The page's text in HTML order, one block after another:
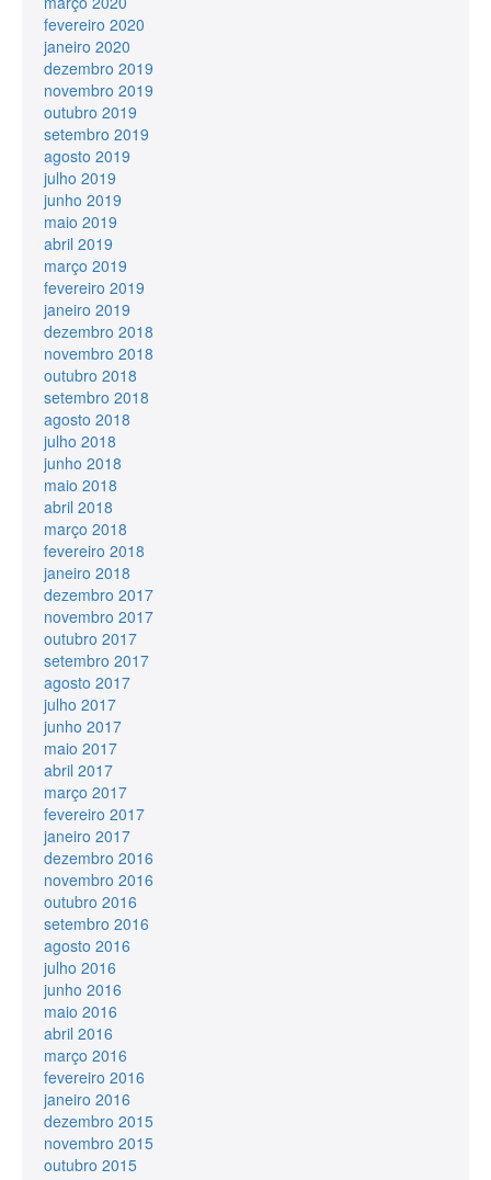
fevereiro 2020
janeiro 2020
dezembro 2019
novembro 2019
outubro 2019
setembro 2019
agosto 2019
julho 2019
junho 2019
maio 2019
abril 2019
março 2019
fevereiro 2019
janeiro 2019
dezembro 2018
novembro 2018
outubro 2018
setembro 2018
agosto 2018
julho 2018
junho 2018
maio 2018
abril 2018
março 2018
fevereiro 2018
janeiro 2018
dezembro 2017
novembro 2017
outubro 2017
setembro 2017
agosto 2017
julho 2017
junho 2017
maio 2017
abril 2017
março 2017
fevereiro 2017
janeiro 2017
dezembro 2016
novembro 2016
outubro 2016
setembro 2016
agosto 2016
julho 2016
junho 2016
maio 2016
abril 2016
março 2016
fevereiro 2016
janeiro 2016
dezembro 2015
novembro 2015
outubro 2015